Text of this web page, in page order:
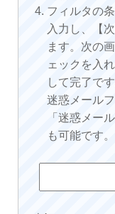
フィルタの
入力し、【
ます。次の
ェックを入
して完了です
迷惑メール
「迷惑メー
も可能です。